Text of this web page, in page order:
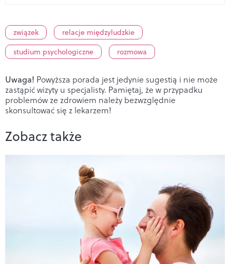
związek
relacje międzyludzkie
studium psychologiczne
rozmowa
Uwaga! Powyższa porada jest jedynie sugestią i nie może
zastąpić wizyty u specjalisty. Pamiętaj, że w przypadku
problemów ze zdrowiem należy bezwzględnie
skonsultować się z lekarzem!
Zobacz także